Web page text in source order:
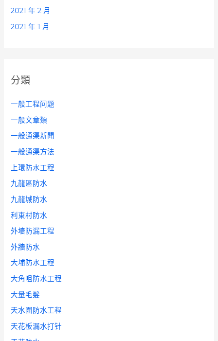
2021 年 2 月
2021 年 1 月
分類
一般工程问题
一般文章類
一般通渠新聞
一般通渠方法
上環防水工程
九龍區防水
九龍城防水
利東村防水
外墻防漏工程
外牆防水
大埔防水工程
大角咀防水工程
大量毛髮
天水圍防水工程
天花板漏水打针